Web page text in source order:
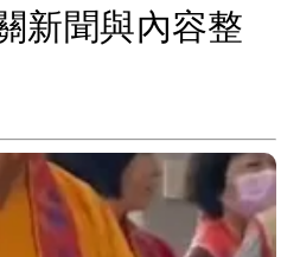
新聞與內容整